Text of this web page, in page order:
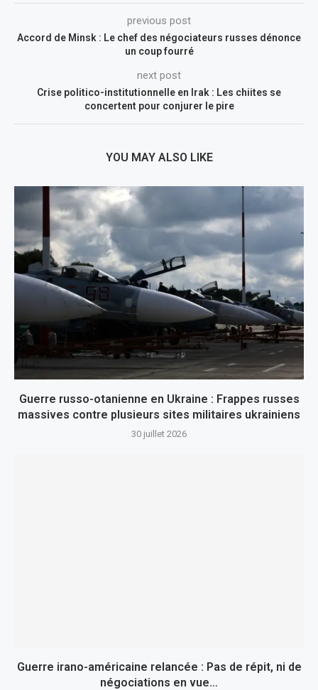
previous post
Accord de Minsk : Le chef des négociateurs russes dénonce
un coup fourré
next post
Crise politico-institutionnelle en Irak : Les chiites se
concertent pour conjurer le pire
YOU MAY ALSO LIKE
Guerre russo-otanienne en Ukraine : Frappes russes
massives contre plusieurs sites militaires ukrainiens
30 juillet 2026
Guerre irano-américaine relancée : Pas de répit, ni de
négociations en vue…